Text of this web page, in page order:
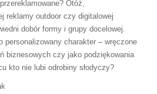
Otóż,
reklamy outdoor czy digitalowej
dobór formy i grupy docelowej.
personalizowany charakter – wręczone
biznesowych czy jako podziękowania
kto nie lubi odrobiny słodyczy?